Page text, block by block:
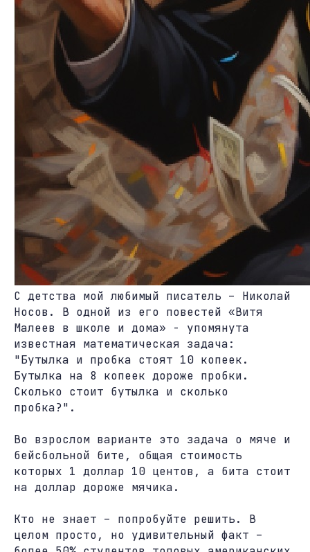
С детства мой любимый писатель – Николай
Носов. В одной из его повестей «Витя
Малеев в школе и дома» - упомянута
известная математическая задача:
"Бутылка и пробка стоят 10 копеек.
Бутылка на 8 копеек дороже пробки.
Сколько стоит бутылка и сколько
пробка?".
Во взрослом варианте это задача о мяче и
бейсбольной бите, общая стоимость
которых 1 доллар 10 центов, а бита стоит
на доллар дороже мячика.
Кто не знает – попробуйте решить. В
целом просто, но удивительный факт –